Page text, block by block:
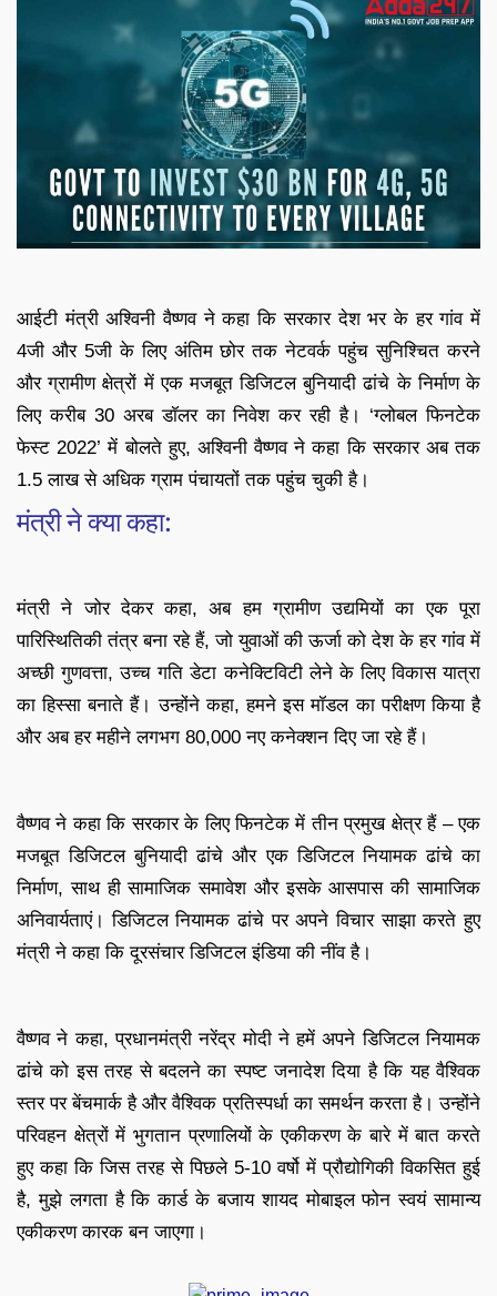
आईटी मंत्री अश्विनी वैष्णव ने कहा कि सरकार देश भर के हर गांव में
4जी और 5जी के लिए अंतिम छोर तक नेटवर्क पहुंच सुनिश्चित करने
और ग्रामीण क्षेत्रों में एक मजबूत डिजिटल बुनियादी ढांचे के निर्माण के
लिए करीब 30 अरब डॉलर का निवेश कर रही है। ‘ग्लोबल फिनटेक
फेस्ट 2022’ में बोलते हुए, अश्विनी वैष्णव ने कहा कि सरकार अब तक
1.5 लाख से अधिक ग्राम पंचायतों तक पहुंच चुकी है।
मंत्री ने क्या कहा:
मंत्री ने जोर देकर कहा, अब हम ग्रामीण उद्यमियों का एक पूरा
पारिस्थितिकी तंत्र बना रहे हैं, जो युवाओं की ऊर्जा को देश के हर गांव में
अच्छी गुणवत्ता, उच्च गति डेटा कनेक्टिविटी लेने के लिए विकास यात्रा
का हिस्सा बनाते हैं। उन्होंने कहा, हमने इस मॉडल का परीक्षण किया है
और अब हर महीने लगभग 80,000 नए कनेक्शन दिए जा रहे हैं।
वैष्णव ने कहा कि सरकार के लिए फिनटेक में तीन प्रमुख क्षेत्र हैं – एक
मजबूत डिजिटल बुनियादी ढांचे और एक डिजिटल नियामक ढांचे का
निर्माण, साथ ही सामाजिक समावेश और इसके आसपास की सामाजिक
अनिवार्यताएं। डिजिटल नियामक ढांचे पर अपने विचार साझा करते हुए
मंत्री ने कहा कि दूरसंचार डिजिटल इंडिया की नींव है।
वैष्णव ने कहा, प्रधानमंत्री नरेंद्र मोदी ने हमें अपने डिजिटल नियामक
ढांचे को इस तरह से बदलने का स्पष्ट जनादेश दिया है कि यह वैश्विक
स्तर पर बेंचमार्क है और वैश्विक प्रतिस्पर्धा का समर्थन करता है। उन्होंने
परिवहन क्षेत्रों में भुगतान प्रणालियों के एकीकरण के बारे में बात करते
हुए कहा कि जिस तरह से पिछले 5-10 वर्षो में प्रौद्योगिकी विकसित हुई
है, मुझे लगता है कि कार्ड के बजाय शायद मोबाइल फोन स्वयं सामान्य
एकीकरण कारक बन जाएगा।